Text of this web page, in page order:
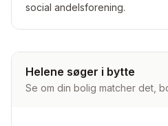
social andelsforening.
Helene søger i bytte
Se om din bolig matcher det,